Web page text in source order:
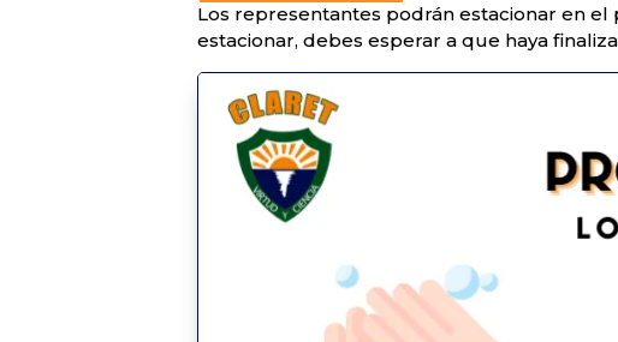
Los representantes podrán estacionar en
estacionar, debes esperar a que haya